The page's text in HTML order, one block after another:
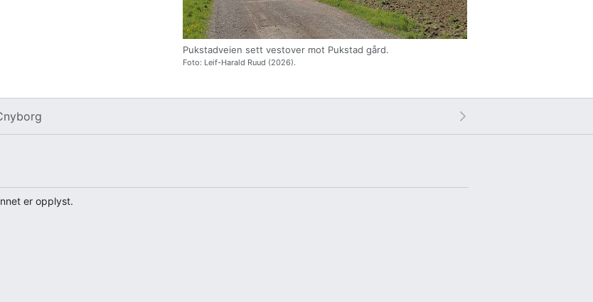
Pukstadveien sett vestover mot Pukstad gård.
Foto: Leif-Harald Ruud (2026).
er opplyst.